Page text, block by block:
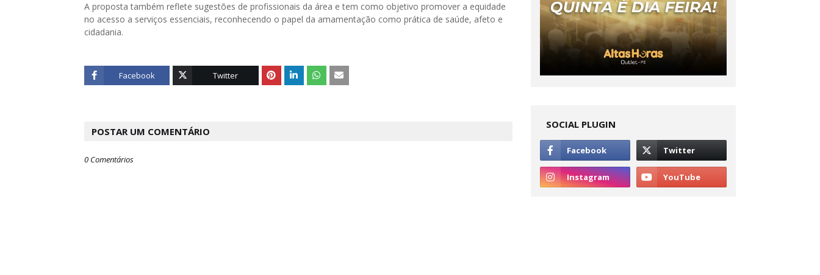
A proposta também reflete sugestões de profissionais da área e tem como objetivo promover a equidade
no acesso a serviços essenciais, reconhecendo o papel da amamentação como prática de saúde, afeto e
cidadania.
Facebook Twitter
POSTAR UM COMENTÁRIO
0 Comentários
SOCIAL PLUGIN